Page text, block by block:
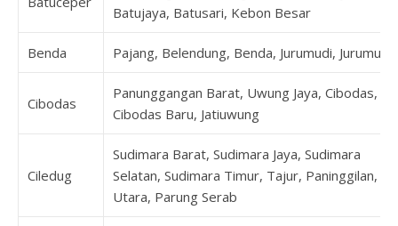
Batujaya, Batusari, Kebon Besar
Benda Pajang, Belendung, Benda, Jurumudi, Jurumudi
Cibodas
Panunggangan Barat, Uwung Jaya, Cibodas,
Cibodas Baru, Jatiuwung
Ciledug
Sudimara Barat, Sudimara Jaya, Sudimara
Selatan, Sudimara Timur, Tajur, Paninggilan,
Utara, Parung Serab